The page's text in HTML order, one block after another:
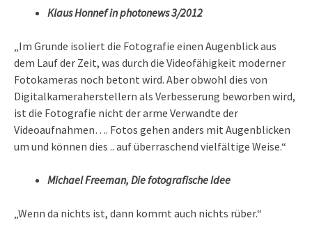
Klaus Honnef in photonews 3/2012
„Im Grunde isoliert die Fotografie einen Augenblick aus
dem Lauf der Zeit, was durch die Videofähigkeit moderner
Fotokameras noch betont wird. Aber obwohl dies von
Digitalkameraherstellern als Verbesserung beworben wird,
ist die Fotografie nicht der arme Verwandte der
Videoaufnahmen…. Fotos gehen anders mit Augenblicken
um und können dies .. auf überraschend vielfältige Weise.“
Michael Freeman, Die fotografische Idee
„Wenn da nichts ist, dann kommt auch nichts rüber.“